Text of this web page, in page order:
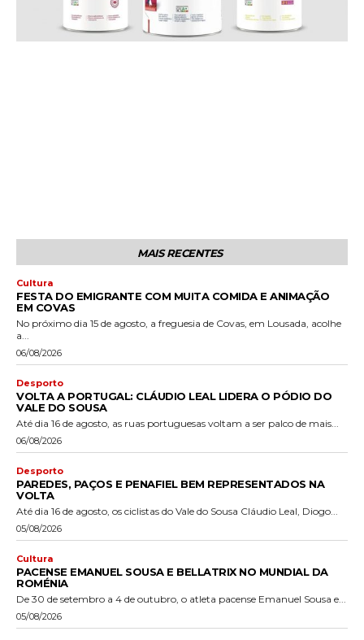
MAIS RECENTES
Cultura
FESTA DO EMIGRANTE COM MUITA COMIDA E ANIMAÇÃO
EM COVAS
No próximo dia 15 de agosto, a freguesia de Covas, em Lousada, acolhe
a...
06/08/2026
Desporto
VOLTA A PORTUGAL: CLÁUDIO LEAL LIDERA O PÓDIO DO
VALE DO SOUSA
Até dia 16 de agosto, as ruas portuguesas voltam a ser palco de mais...
06/08/2026
Desporto
PAREDES, PAÇOS E PENAFIEL BEM REPRESENTADOS NA
VOLTA
Até dia 16 de agosto, os ciclistas do Vale do Sousa Cláudio Leal, Diogo...
05/08/2026
Cultura
PACENSE EMANUEL SOUSA E BELLATRIX NO MUNDIAL DA
ROMÉNIA
De 30 de setembro a 4 de outubro, o atleta pacense Emanuel Sousa e...
05/08/2026